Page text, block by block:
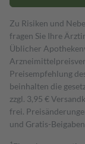
Zu Risiken und
fragen Sie Ihre
Üblicher
Preisempfehlung
beinhalten die
zzgl. 3,95 €
frei.
und Gratis-